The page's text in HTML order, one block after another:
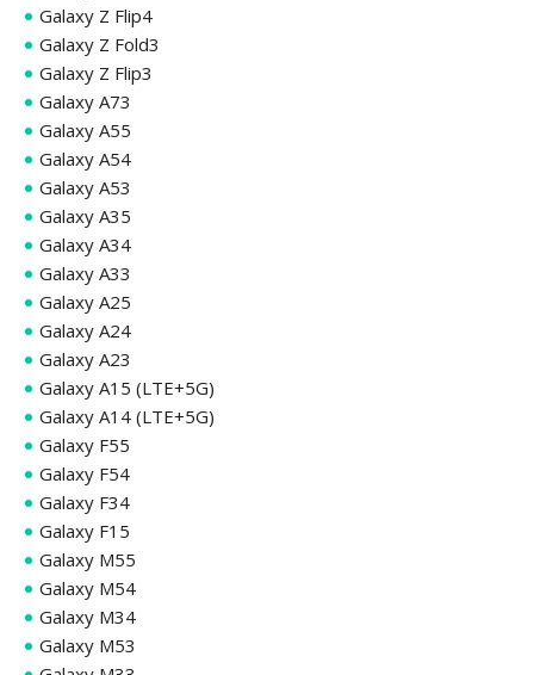
Galaxy Z Flip4
Galaxy Z Fold3
Galaxy Z Flip3
Galaxy A73
Galaxy A55
Galaxy A54
Galaxy A53
Galaxy A35
Galaxy A34
Galaxy A33
Galaxy A25
Galaxy A24
Galaxy A23
Galaxy A15 (LTE+5G)
Galaxy A14 (LTE+5G)
Galaxy F55
Galaxy F54
Galaxy F34
Galaxy F15
Galaxy M55
Galaxy M54
Galaxy M34
Galaxy M53